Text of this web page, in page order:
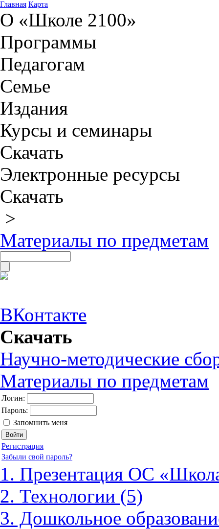
Главная Карта
О «Школе 2100»
Программы
Педагогам
Семье
Издания
Курсы и семинары
Скачать
Электронные ресурсы
Скачать
>
Материалы по предметам
ВКонтакте
Скачать
Научно-методические
Материалы по предметам
Логин:
Пароль:
Запомнить меня
Регистрация
Забыли свой пароль?
1. Презентация ОС
2. Технологии (5)
3. Дошкольное